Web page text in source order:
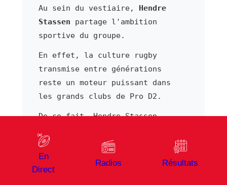
Au sein du vestiaire, Hendre
Stassen partage l'ambition
sportive du groupe.
En effet, la culture rugby
transmise entre générations
reste un moteur puissant dans
les grands clubs de Pro D2.
De ce fait, Hendre Stassen
professionnel structuré afin de
développer son jeu.
En
Direct
Radios Résultats